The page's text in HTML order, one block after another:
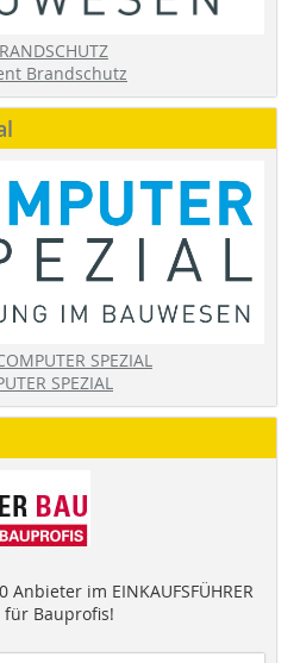
Brandschutz
SPEZIAL
SPEZIAL
im EINKAUFSFÜHRER
für Bauprofis!